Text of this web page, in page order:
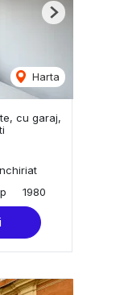
Harta
Next
cu garaj,
1980